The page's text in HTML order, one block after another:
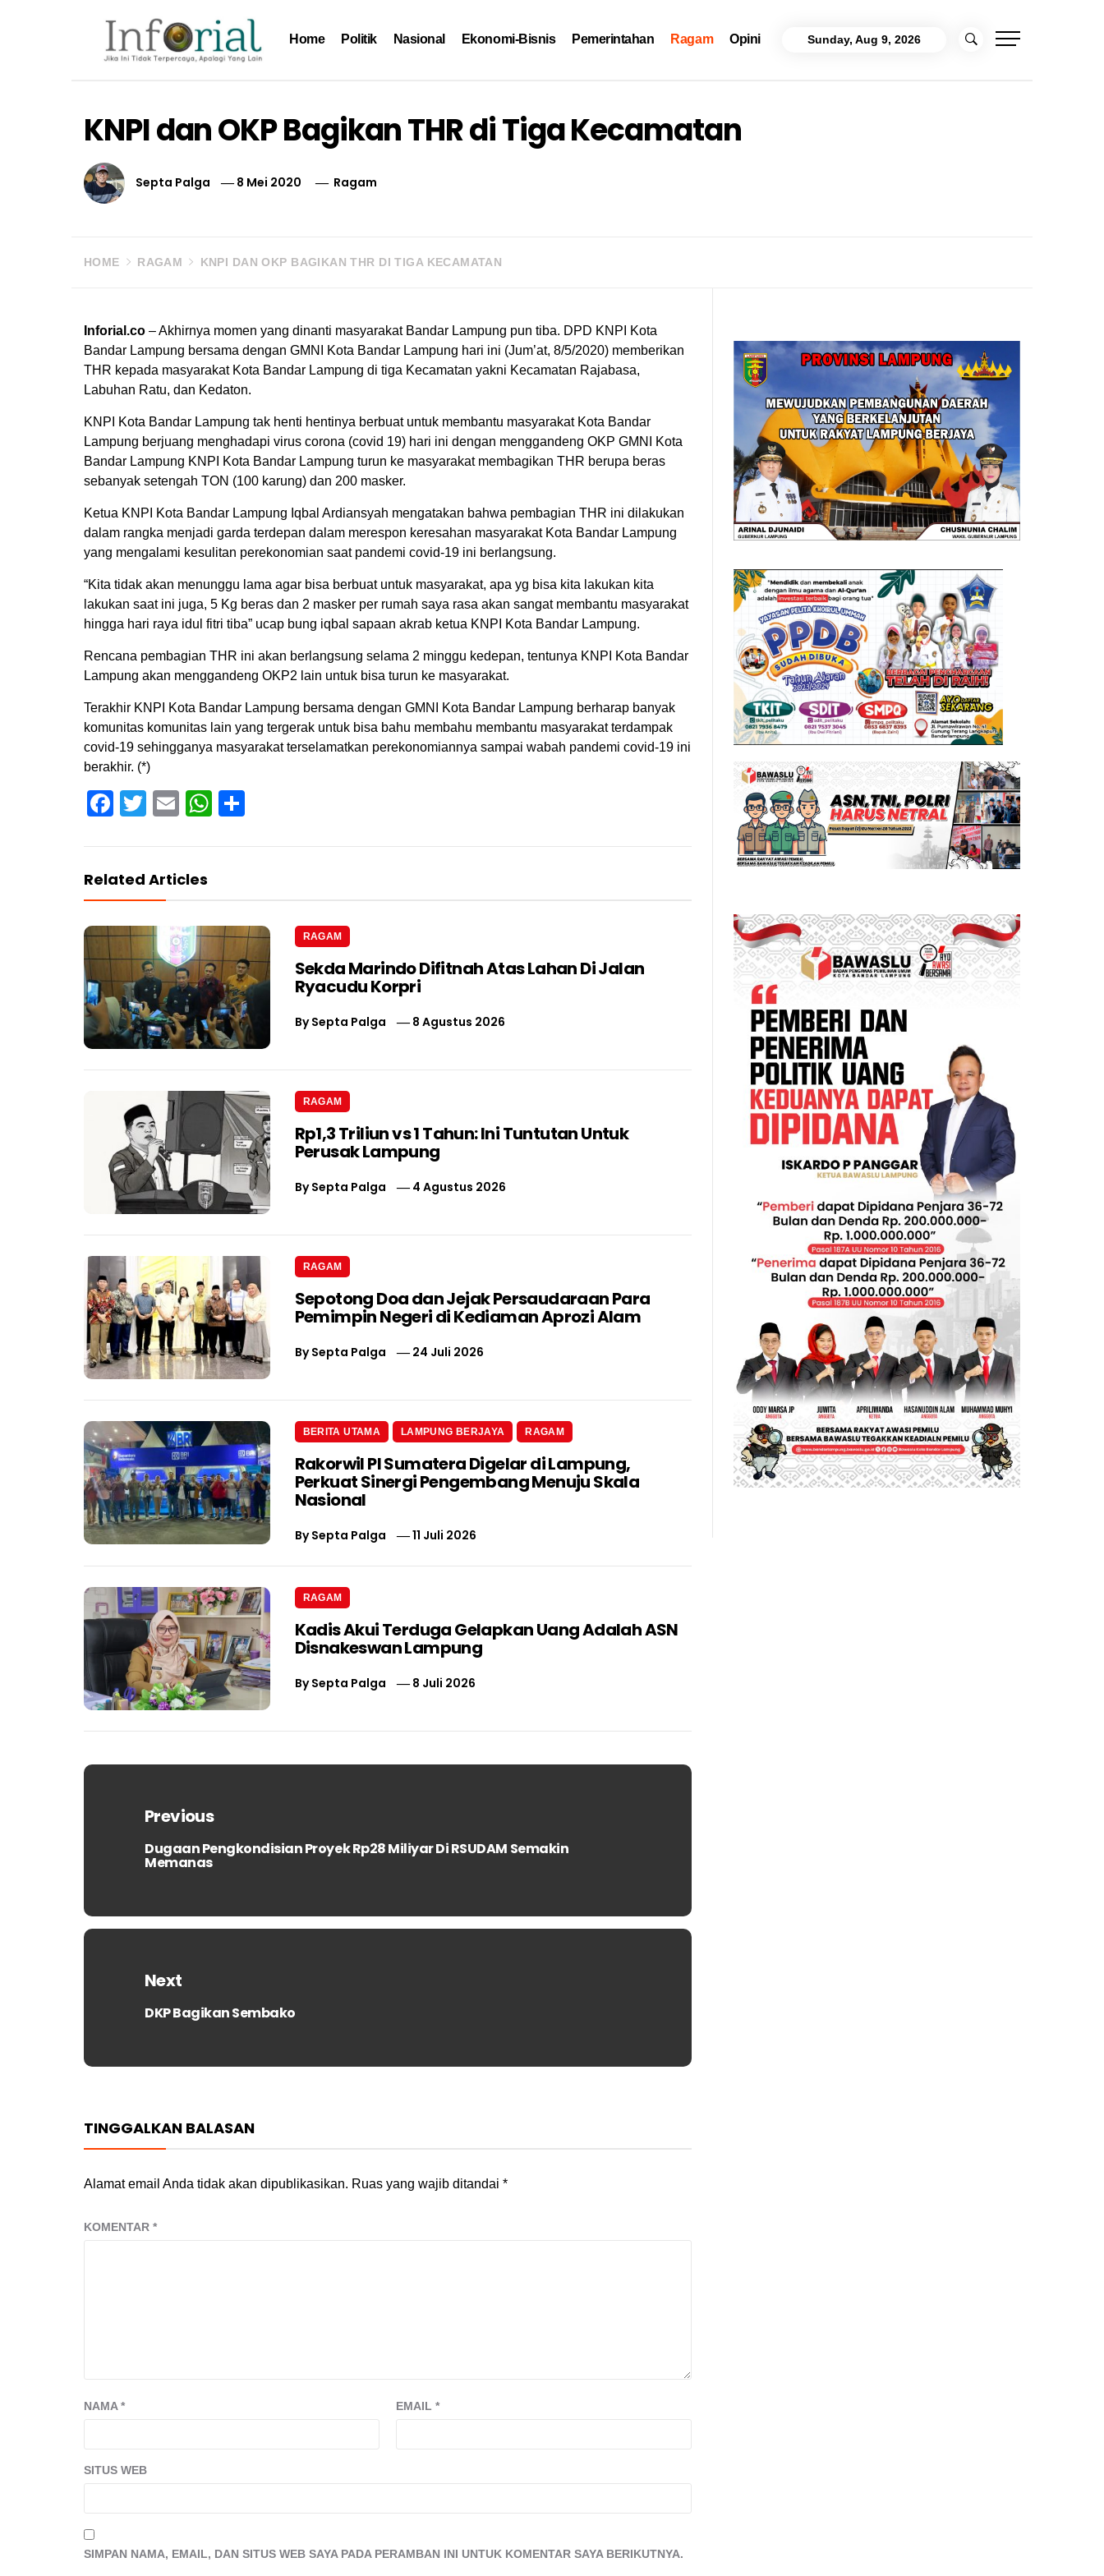
content
Home Politik Nasional Ekonomi-Bisnis Pemerintahan Ragam Opini Sunday, Aug 9, 2026
KNPI dan OKP Bagikan THR di Tiga Kecamatan
Septa Palga 8 Mei 2020 Ragam
HOME RAGAM KNPI DAN OKP BAGIKAN THR DI TIGA KECAMATAN
Inforial.co – Akhirnya momen yang dinanti masyarakat Bandar Lampung pun tiba. DPD KNPI Kota
Bandar Lampung bersama dengan GMNI Kota Bandar Lampung hari ini (Jum’at, 8/5/2020) memberikan
THR kepada masyarakat Kota Bandar Lampung di tiga Kecamatan yakni Kecamatan Rajabasa,
Labuhan Ratu, dan Kedaton.
KNPI Kota Bandar Lampung tak henti hentinya berbuat untuk membantu masyarakat Kota Bandar
Lampung berjuang menghadapi virus corona (covid 19) hari ini dengan menggandeng OKP GMNI Kota
Bandar Lampung KNPI Kota Bandar Lampung turun ke masyarakat membagikan THR berupa beras
sebanyak setengah TON (100 karung) dan 200 masker.
Ketua KNPI Kota Bandar Lampung Iqbal Ardiansyah mengatakan bahwa pembagian THR ini dilakukan
dalam rangka menjadi garda terdepan dalam merespon keresahan masyarakat Kota Bandar Lampung
yang mengalami kesulitan perekonomian saat pandemi covid-19 ini berlangsung.
“Kita tidak akan menunggu lama agar bisa berbuat untuk masyarakat, apa yg bisa kita lakukan kita
lakukan saat ini juga, 5 Kg beras dan 2 masker per rumah saya rasa akan sangat membantu masyarakat
hingga hari raya idul fitri tiba” ucap bung iqbal sapaan akrab ketua KNPI Kota Bandar Lampung.
Rencana pembagian THR ini akan berlangsung selama 2 minggu kedepan, tentunya KNPI Kota Bandar
Lampung akan menggandeng OKP2 lain untuk bisa turun ke masyarakat.
Terakhir KNPI Kota Bandar Lampung bersama dengan GMNI Kota Bandar Lampung berharap banyak
komunitas komunitas lain yang tergerak untuk bisa bahu membahu membantu masyarakat terdampak
covid-19 sehingganya masyarakat terselamatkan perekonomiannya sampai wabah pandemi covid-19 ini
berakhir. (*)
Facebook
TwitterEmailWhatsApp
Related Articles
RAGAM
Sekda Marindo Difitnah Atas Lahan Di Jalan
Ryacudu Korpri
BySepta Palga 8 Agustus 2026
RAGAM
Rp1,3 Triliun vs 1 Tahun: Ini Tuntutan Untuk
Perusak Lampung
BySepta Palga 4 Agustus 2026
RAGAM
Sepotong Doa dan Jejak Persaudaraan Para
Pemimpin Negeri di Kediaman Aprozi Alam
BySepta Palga 24 Juli 2026
BERITA UTAMA LAMPUNG BERJAYA RAGAM
Rakorwil PI Sumatera Digelar di Lampung,
Perkuat Sinergi Pengembang Menuju Skala
Nasional
BySepta Palga 11 Juli 2026
RAGAM
Kadis Akui Terduga Gelapkan Uang Adalah ASN
Disnakeswan Lampung
BySepta Palga 8 Juli 2026
Navigasi
Previous
Previous
post:
Dugaan Pengkondisian Proyek Rp28 Miliyar Di RSUDAM Semakin
Memanas
Next
Next
DKP Bagikan Sembako
TINGGALKAN BALASAN
Alamat email Anda tidak akan dipublikasikan. Ruas yang wajib ditandai *
KOMENTAR *
NAMA* EMAIL *
SITUS WEB
SIMPAN NAMA, EMAIL, DAN SITUS WEB SAYA PADA PERAMBAN INI UNTUK KOMENTAR SAYA BERIKUTNYA.